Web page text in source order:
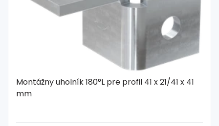
Montážny uholník 180°L pre profil 41 x 21/41 x 41
mm